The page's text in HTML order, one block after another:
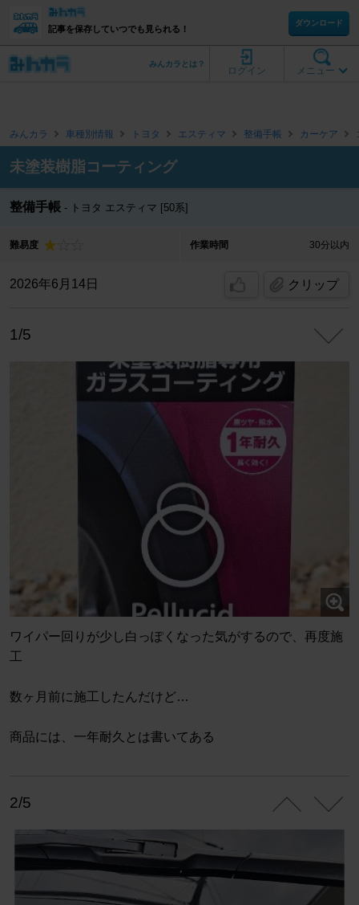
記事を保存していつでも見られる！
ダウンロード
メニュー
ログイン
みんカラとは？
みんカラ 車種別情報 トヨタ エスティマ 整備手帳 カーケア
未塗装樹脂コーティング
整備手帳 トヨタ エスティマ [50系]
難易度 作業時間 30分以内
2026年6月14日 クリップ
1/5
ワイパー回りが少し白っぽくなった気がするので、再度施
工
数ヶ月前に施工したんだけど…
商品には、一年耐久とは書いてある
2/5